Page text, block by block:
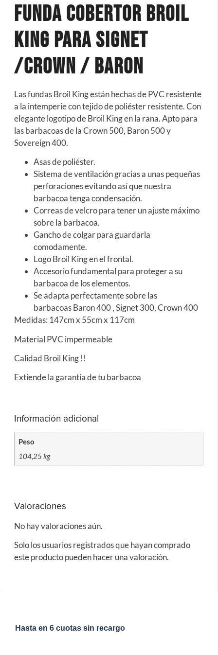
Funda Cobertor Broil
King Para Signet
/Crown / Baron
Las fundas Broil King están hechas de PVC resistente
a la intemperie con tejido de poliéster resistente. Con
elegante logotipo de Broil King en la rana. Apto para
las barbacoas de la Crown 500, Baron 500 y
Sovereign 400.
Asas de poliéster.
Sistema de ventilación gracias a unas pequeñas
perforaciones evitando así que nuestra
barbacoa tenga condensación.
Correas de velcro para tener un ajuste máximo
sobre la barbacoa.
Gancho de colgar para guardarla
comodamente.
Logo Broil King en el frontal.
Accesorio fundamental para proteger a su
barbacoa de los elementos.
Se adapta perfectamente sobre las
barbacoas Baron 400 , Signet 300, Crown 400
Medidas: 147cm x 55cm x 117cm
Material PVC impermeable
Calidad Broil King !!
Extiende la garantía de tu barbacoa
Información adicional
Peso
104,25 kg
Valoraciones
No hay valoraciones aún.
Solo los usuarios registrados que hayan comprado
este producto pueden hacer una valoración.
Hasta en 6 cuotas sin recargo